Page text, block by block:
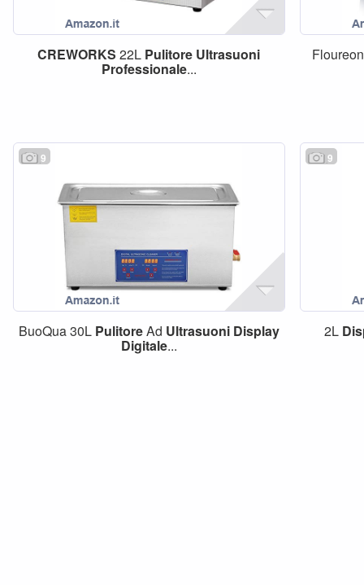
CREWORKS 22L Pulitore Ultrasuoni
Professionale...
9
BuoQua 30L PulitoreAd Ultrasuoni Display
Digitale...
9
2L